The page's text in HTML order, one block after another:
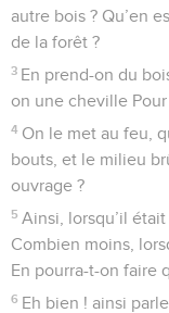
autre bois ? Qu’en
de la forêt ?
3 En prend-on du
on une cheville
4 On le met au feu,
bouts, et le milieu
ouvrage ?
5 Ainsi, lorsqu’il
Combien moins,
En pourra-t-on faire
6 Eh bien ! ainsi